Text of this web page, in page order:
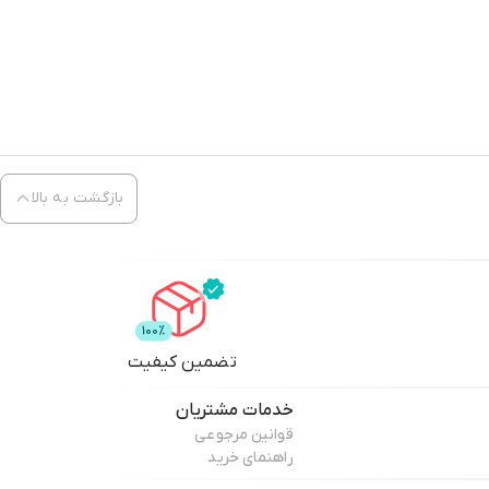
بازگشت به بالا
تضمین کیفیت
خدمات مشتریان
قوانین مرجوعی
راهنمای خرید